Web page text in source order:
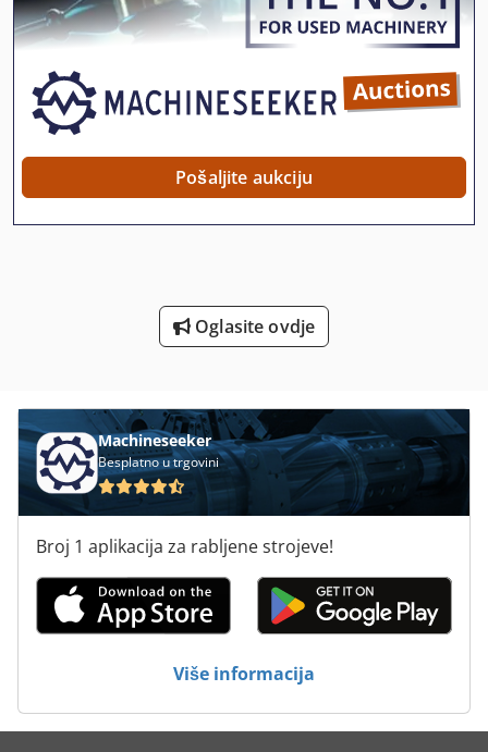
Okvir Za Sliku
On 06 Utovarivačem
On 08 Utovarivačem
Postrojenja I Betonare
Stan Čelika Škare
Strojevi I Alati Za Obradu Kamena
Sustav Za
Sustav Za Hranjenje
Tur 560
Za Prtljage
Pošaljite aukciju
Oglasite ovdje
Machineseeker
Besplatno u trgovini
Broj 1 aplikacija za rabljene strojeve!
Više informacija